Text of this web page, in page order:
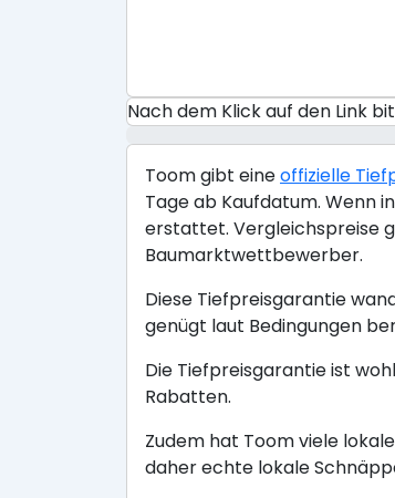
Nach dem Klick auf den Link
Toom gibt eineoffizielle
Tage ab Kaufdatum. Wenn
erstattet. Vergleichspreise
Baumarktwettbewerber.
Diese Tiefpreisgarantie
genügt laut Bedingungen
Die Tiefpreisgarantie ist
Rabatten.
Zudem hat Toom viele
daher echte lokale